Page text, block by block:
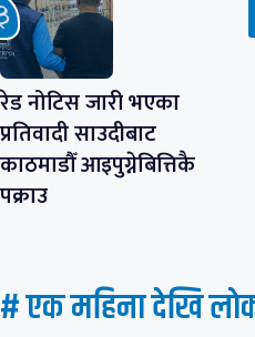
रेड नोटिस जारी भएका
प्रतिवादी साउदीबाट
काठमाडौँ आइपुग्नेबित्तिकै
पक्राउ
# एक महिना देखि